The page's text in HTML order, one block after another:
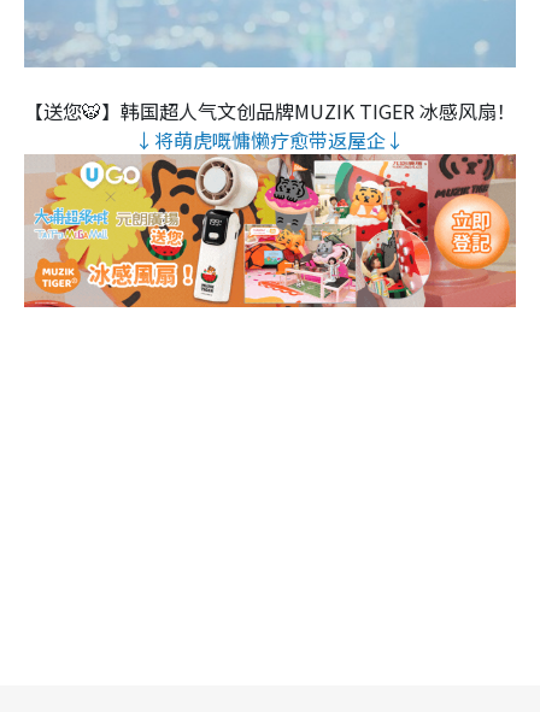
【送您🐯】韩国超人气文创品牌MUZIK TIGER 冰感风扇！
↓将萌虎嘅慵懒疗愈带返屋企↓